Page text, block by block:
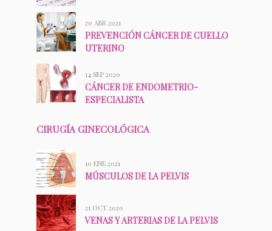
20 ABR 2021
PREVENCIÓN CÁNCER DE CUELLO
UTERINO
14 SEP 2020
CÁNCER DE ENDOMETRIO-
ESPECIALISTA
CIRUGÍA GINECOLÓGICA
10 ENE 2021
MÚSCULOS DE LA PELVIS
21 OCT 2020
VENAS Y ARTERIAS DE LA PELVIS